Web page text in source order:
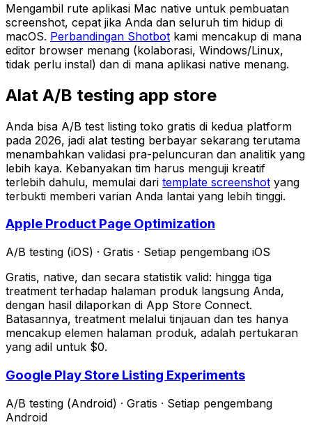
Mengambil rute aplikasi Mac native untuk pembuatan
screenshot, cepat jika Anda dan seluruh tim hidup di
macOS. Perbandingan Shotbot kami mencakup di mana
editor browser menang (kolaborasi, Windows/Linux,
tidak perlu instal) dan di mana aplikasi native menang.
Alat A/B testing app store
Anda bisa A/B test listing toko gratis di kedua platform
pada 2026, jadi alat testing berbayar sekarang terutama
menambahkan validasi pra-peluncuran dan analitik yang
lebih kaya. Kebanyakan tim harus menguji kreatif
terlebih dahulu, memulai dari template screenshot yang
terbukti memberi varian Anda lantai yang lebih tinggi.
Apple Product Page Optimization
A/B testing (iOS) · Gratis · Setiap pengembang iOS
Gratis, native, dan secara statistik valid: hingga tiga
treatment terhadap halaman produk langsung Anda,
dengan hasil dilaporkan di App Store Connect.
Batasannya, treatment melalui tinjauan dan tes hanya
mencakup elemen halaman produk, adalah pertukaran
yang adil untuk $0.
Google Play Store Listing Experiments
A/B testing (Android) · Gratis · Setiap pengembang
Android